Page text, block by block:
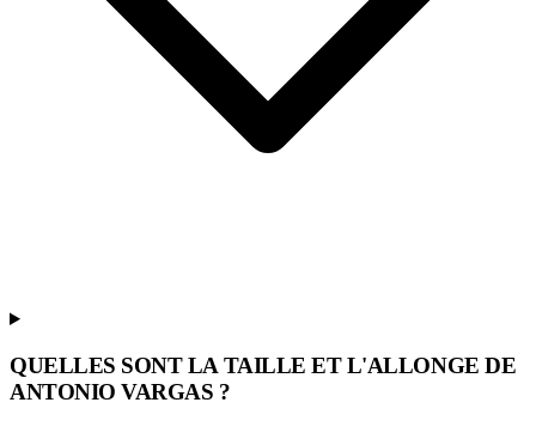
QUELLES SONT LA TAILLE ET L'ALLONGE DE
ANTONIO VARGAS ?